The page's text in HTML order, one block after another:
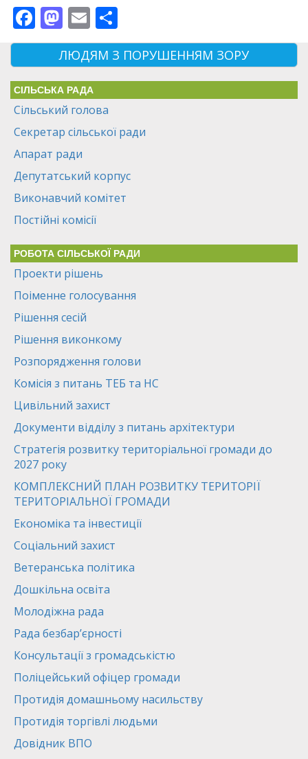
Facebook
Mastodon
Email
ЛЮДЯМ З ПОРУШЕННЯМ ЗОРУ
СІЛЬСЬКА РАДА
Сільський голова
Секретар сільської ради
Апарат ради
Депутатський корпус
Виконавчий комітет
Постійні комісії
РОБОТА СІЛЬСЬКОЇ РАДИ
Проекти рішень
Поіменне голосування
Рішення сесій
Рішення виконкому
Розпорядження голови
Комісія з питань ТЕБ та НС
Цивільний захист
Документи відділу з питань архітектури
Стратегія розвитку територіальної громади до
2027 року
КОМПЛЕКСНИЙ ПЛАН РОЗВИТКУ ТЕРИТОРІЇ
ТЕРИТОРІАЛЬНОЇ ГРОМАДИ
Економіка та інвестиції
Соціальний захист
Ветеранська політика
Дошкільна освіта
Молодіжна рада
Рада безбар’єрності
Консультації з громадськістю
Поліцейський офіцер громади
Протидія домашньому насильству
Протидія торгівлі людьми
Довідник ВПО